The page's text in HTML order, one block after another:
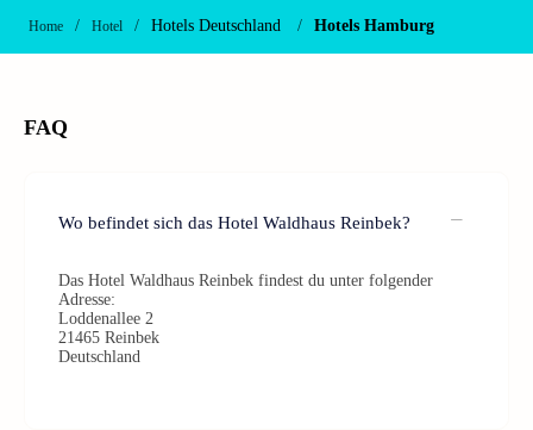
Home / Hotel / Hotels Deutschland / Hotels Hamburg
FAQ
Wo befindet sich das Hotel Waldhaus Reinbek?
Das Hotel Waldhaus Reinbek findest du unter folgender
Adresse:
Loddenallee 2
21465 Reinbek
Deutschland